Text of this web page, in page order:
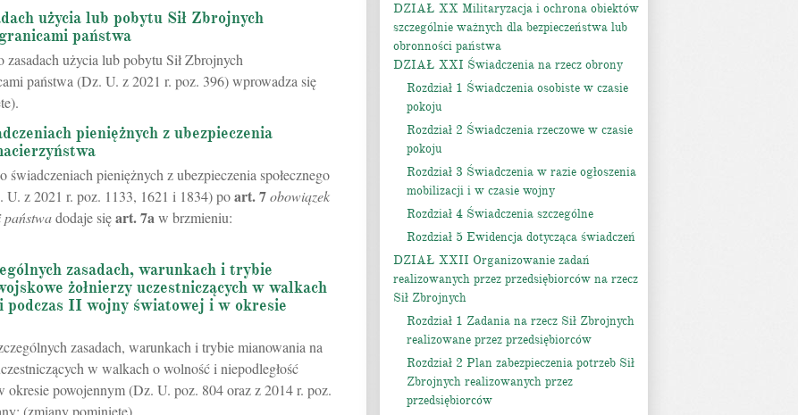
użycia lub pobytu Sił Zbrojnych
państwa
użycia lub pobytu Sił Zbrojnych
państwa (Dz. U. z 2021 r. poz. 396) wprowadza się
pieniężnych z ubezpieczenia
pieniężnych z ubezpieczenia społecznego
z 2021 r. poz. 1133, 1621 i 1834) poart.7obowiązek
państwadodaje sięart.7aw brzmieniu:
zasadach, warunkach i trybie
żołnierzy uczestniczących w walkach
podczas II wojny światowej i w okresie
zasadach, warunkach i trybie mianowania na
w walkach o wolność i niepodległość
powojennym (Dz. U. poz. 804 oraz z 2014 r. poz.
(zmiany pominięte).
DZIAŁ XX Militaryzacja i ochrona obiektów
szczególnie ważnych dla bezpieczeństwa lub
obronności państwa
DZIAŁ XXI Świadczenia na rzecz obrony
Rozdział 1 Świadczenia osobiste w czasie
pokoju
Rozdział 2 Świadczenia rzeczowe w czasie
pokoju
Rozdział 3 Świadczenia w razie ogłoszenia
mobilizacji i w czasie wojny
Rozdział 4 Świadczenia szczególne
Rozdział 5 Ewidencja dotycząca świadczeń
DZIAŁ XXII Organizowanie zadań
realizowanych przez przedsiębiorców na rzecz
Sił Zbrojnych
Rozdział 1 Zadania na rzecz Sił Zbrojnych
realizowane przez przedsiębiorców
Rozdział 2 Plan zabezpieczenia potrzeb Sił
Zbrojnych realizowanych przez
przedsiębiorców